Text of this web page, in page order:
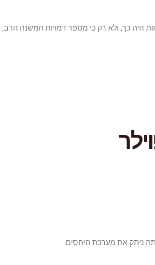
היה כך, ולא רק כי מספר דמויות המשנה הרב,
ניתק את מערכת היחסים.